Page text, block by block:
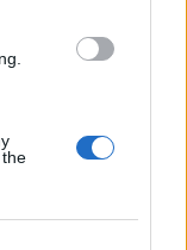
Novibet με το